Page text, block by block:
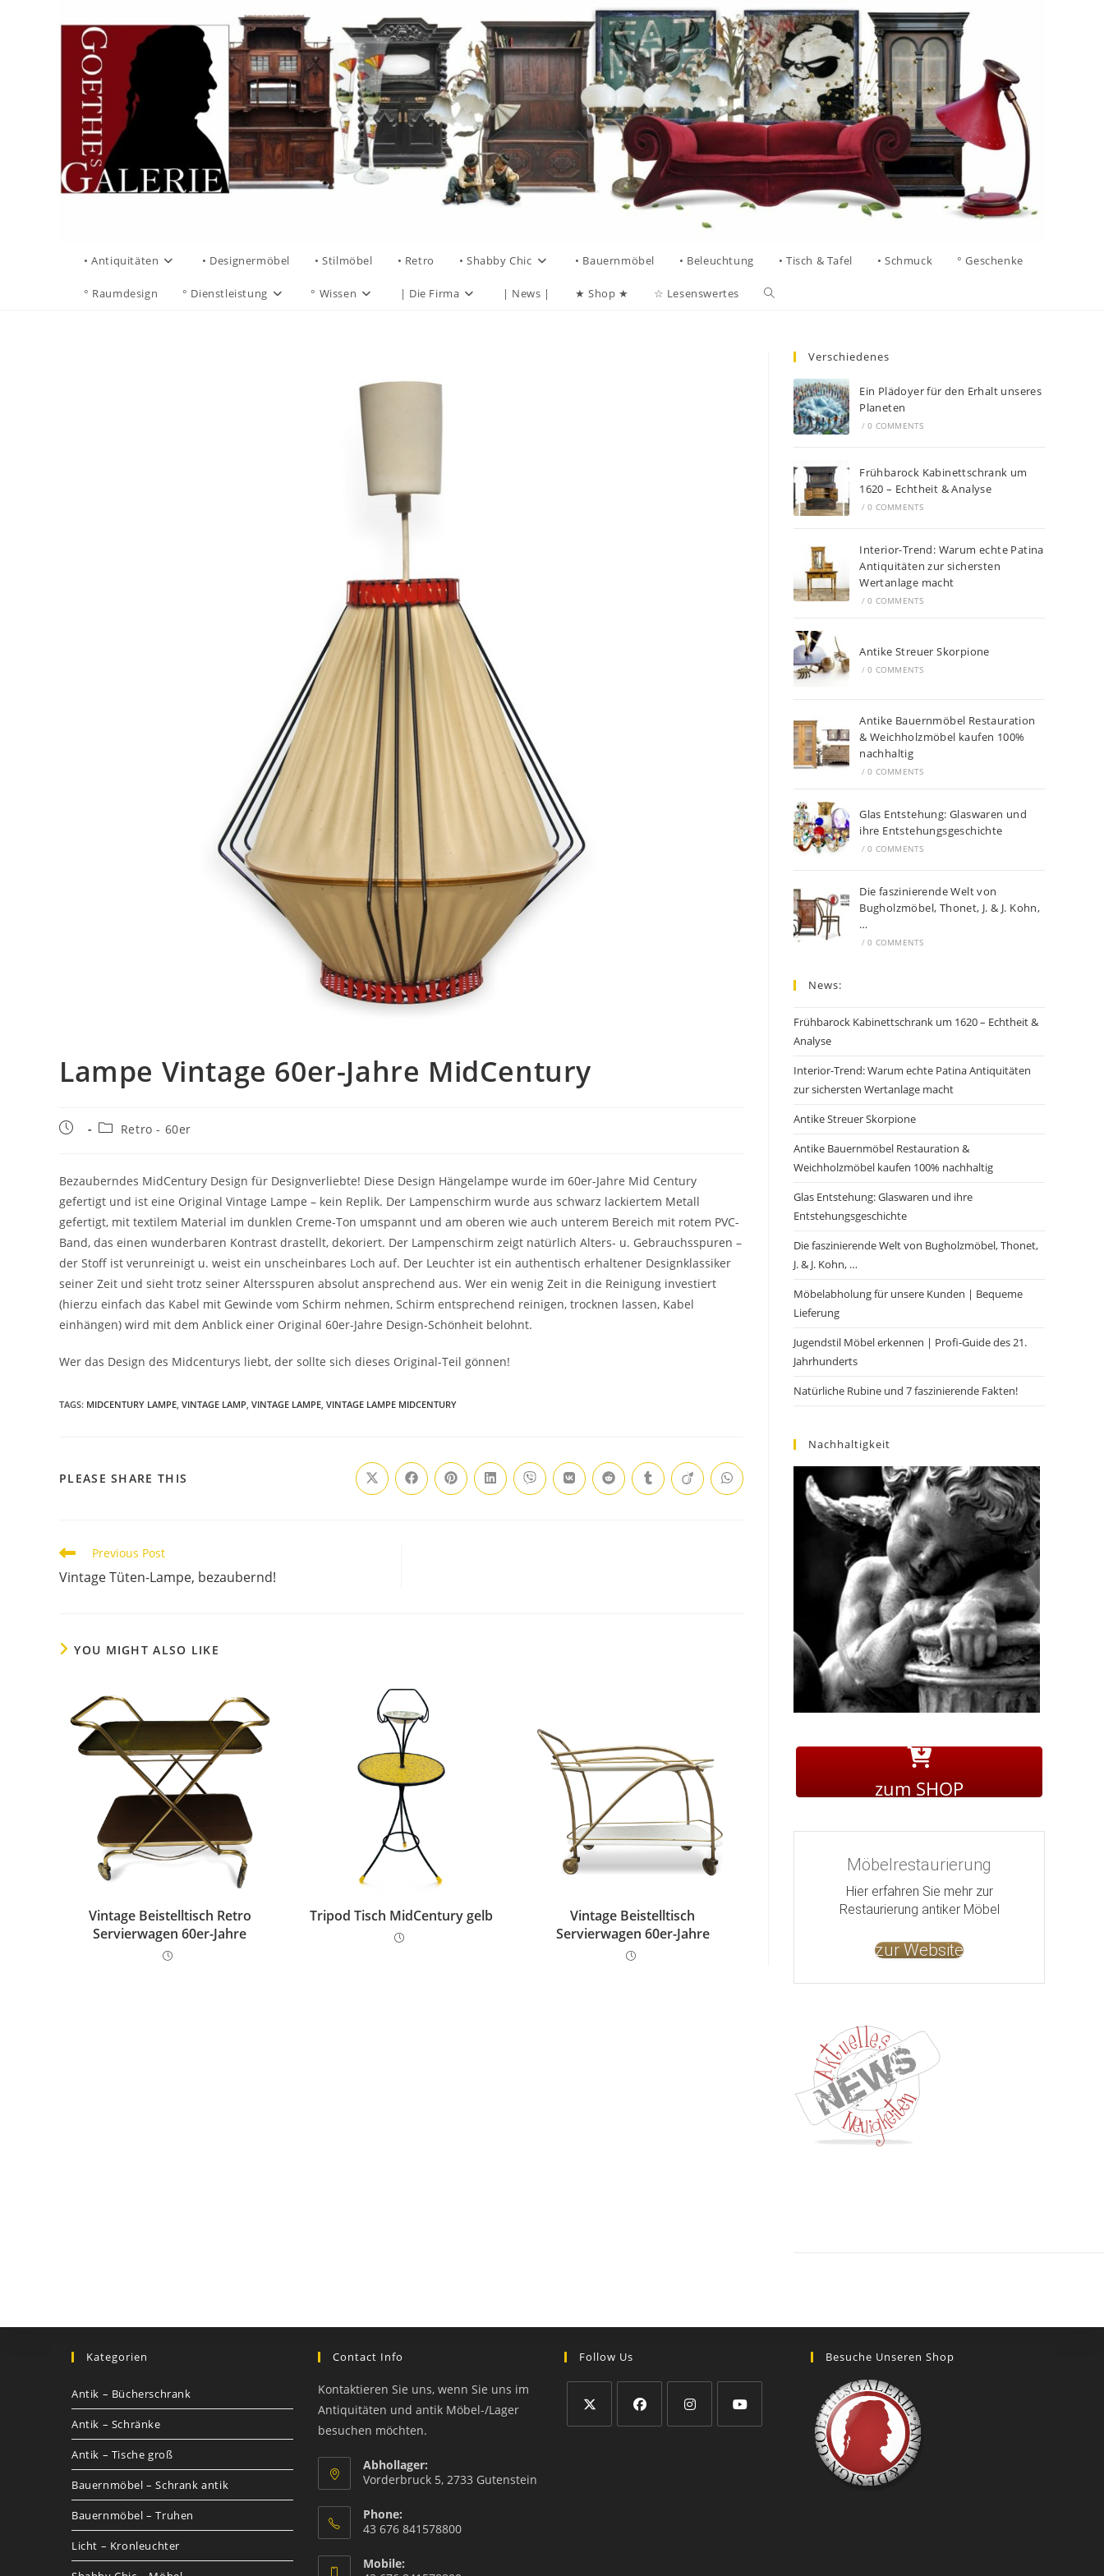
• Antiquitäten • Designermöbel • Stilmöbel • Retro • Shabby Chic • Bauernmöbel • Beleuchtung • Tisch & Tafel • Schmuck ° Geschenke
° Raumdesign ° Dienstleistung ° Wissen | Die Firma | News | ★ Shop ★ ☆ Lesenswertes
Lampe Vintage 60er-Jahre MidCentury
Retro - 60er
Bezauberndes MidCentury Design für Designverliebte! Diese Design Hängelampe wurde im 60er-Jahre Mid Century
gefertigt und ist eine Original Vintage Lampe – kein Replik. Der Lampenschirm wurde aus schwarz lackiertem Metall
gefertigt, mit textilem Material im dunklen Creme-Ton umspannt und am oberen wie auch unterem Bereich mit rotem PVC-
Band, das einen wunderbaren Kontrast drastellt, dekoriert. Der Lampenschirm zeigt natürlich Alters- u. Gebrauchsspuren –
der Stoff ist verunreinigt u. weist ein unscheinbares Loch auf. Der Leuchter ist ein authentisch erhaltener Designklassiker
seiner Zeit und sieht trotz seiner Altersspuren absolut ansprechend aus. Wer ein wenig Zeit in die Reinigung investiert
(hierzu einfach das Kabel mit Gewinde vom Schirm nehmen, Schirm entsprechend reinigen, trocknen lassen, Kabel
einhängen) wird mit dem Anblick einer Original 60er-Jahre Design-Schönheit belohnt.
Wer das Design des Midcenturys liebt, der sollte sich dieses Original-Teil gönnen!
TAGS: MIDCENTURY LAMPE, VINTAGE LAMP, VINTAGE LAMPE, VINTAGE LAMPE MIDCENTURY
PLEASE SHARE THIS
Previous Post
Vintage Tüten-Lampe, bezaubernd!
YOU MIGHT ALSO LIKE
Vintage Beistelltisch Retro
Servierwagen 60er-Jahre
Tripod Tisch MidCentury gelb
Vintage Beistelltisch
Servierwagen 60er-Jahre
Verschiedenes
Ein Plädoyer für den Erhalt unseres
Planeten
/ 0 COMMENTS
Frühbarock Kabinettschrank um
1620 – Echtheit & Analyse
/ 0 COMMENTS
Interior-Trend: Warum echte Patina
Antiquitäten zur sichersten
Wertanlage macht
/ 0 COMMENTS
Antike Streuer Skorpione
/ 0 COMMENTS
Antike Bauernmöbel Restauration
& Weichholzmöbel kaufen 100%
nachhaltig
/ 0 COMMENTS
Glas Entstehung: Glaswaren und
ihre Entstehungsgeschichte
/ 0 COMMENTS
Die faszinierende Welt von
Bugholzmöbel, Thonet, J. & J. Kohn,
…
/ 0 COMMENTS
News:
Frühbarock Kabinettschrank um 1620 – Echtheit &
Analyse
Interior-Trend: Warum echte Patina Antiquitäten
zur sichersten Wertanlage macht
Antike Streuer Skorpione
Antike Bauernmöbel Restauration &
Weichholzmöbel kaufen 100% nachhaltig
Glas Entstehung: Glaswaren und ihre
Entstehungsgeschichte
Die faszinierende Welt von Bugholzmöbel, Thonet,
J. & J. Kohn, …
Möbelabholung für unsere Kunden | Bequeme
Lieferung
Jugendstil Möbel erkennen | Profi-Guide des 21.
Jahrhunderts
Natürliche Rubine und 7 faszinierende Fakten!
Nachhaltigkeit
zum SHOP
Möbelrestaurierung
Hier erfahren Sie mehr zur
Restaurierung antiker Möbel
zur Website
Kategorien
Antik – Bücherschrank
Antik – Schränke
Antik – Tische groß
Bauernmöbel – Schrank antik
Bauernmöbel – Truhen
Licht – Kronleuchter
Contact Info
Kontaktieren Sie uns, wenn Sie uns im
Antiquitäten und antik Möbel-/Lager
besuchen möchten.
Abhollager:
Vorderbruck 5, 2733 Gutenstein
Phone:
43 676 841578800
Mobile:
Follow Us Besuche Unseren Shop